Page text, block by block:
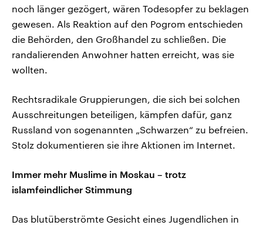
noch länger gezögert, wären Todesopfer zu beklagen
gewesen. Als Reaktion auf den Pogrom entschieden
die Behörden, den Großhandel zu schließen. Die
randalierenden Anwohner hatten erreicht, was sie
wollten.
Rechtsradikale Gruppierungen, die sich bei solchen
Ausschreitungen beteiligen, kämpfen dafür, ganz
Russland von sogenannten „Schwarzen“ zu befreien.
Stolz dokumentieren sie ihre Aktionen im Internet.
Immer mehr Muslime in Moskau – trotz
islamfeindlicher Stimmung
Das blutüberströmte Gesicht eines Jugendlichen in